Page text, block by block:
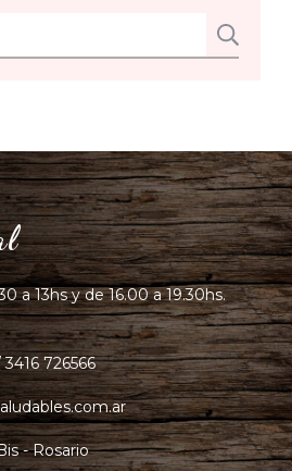
a 13hs y de 16.00 a 19.30hs.
726566
- Rosario